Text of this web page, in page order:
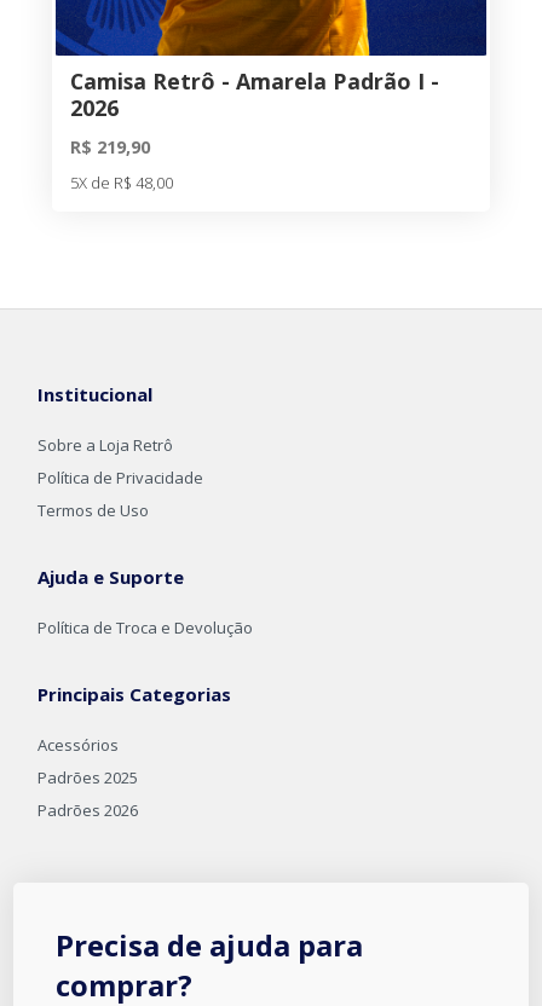
Camisa Retrô - Amarela Padrão I -
2026
R$ 219,90
5X de R$ 48,00
Institucional
Sobre a Loja Retrô
Política de Privacidade
Termos de Uso
Ajuda e Suporte
Política de Troca e Devolução
Principais Categorias
Acessórios
Padrões 2025
Padrões 2026
Precisa de ajuda para
comprar?